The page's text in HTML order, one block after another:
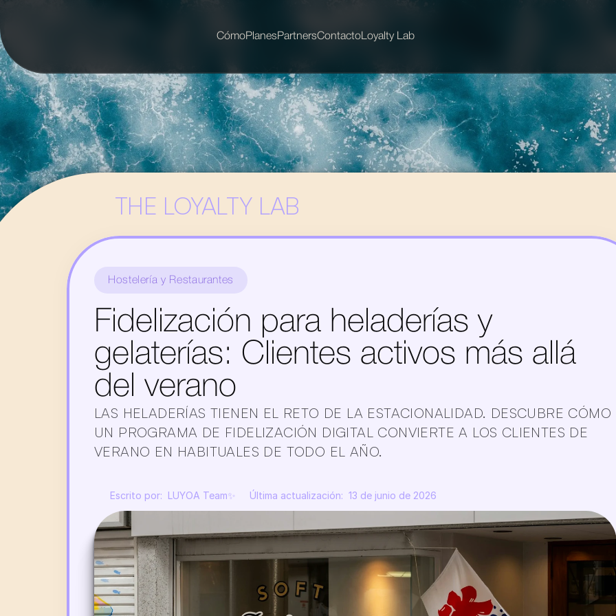
THE LOYALTY LAB
Hostelería y Restaurantes
Fidelización para heladerías y
gelaterías: Clientes activos más allá
del verano
LAS HELADERÍAS TIENEN EL RETO DE LA ESTACIONALIDAD. DESCUBRE CÓMO
UN PROGRAMA DE FIDELIZACIÓN DIGITAL CONVIERTE A LOS CLIENTES DE
VERANO EN HABITUALES DE TODO EL AÑO.
Escrito por:  LUYOA Team✨ Última actualización:  13 de junio de 2026
CómoPlanes PartnersContactoLoyalty Lab